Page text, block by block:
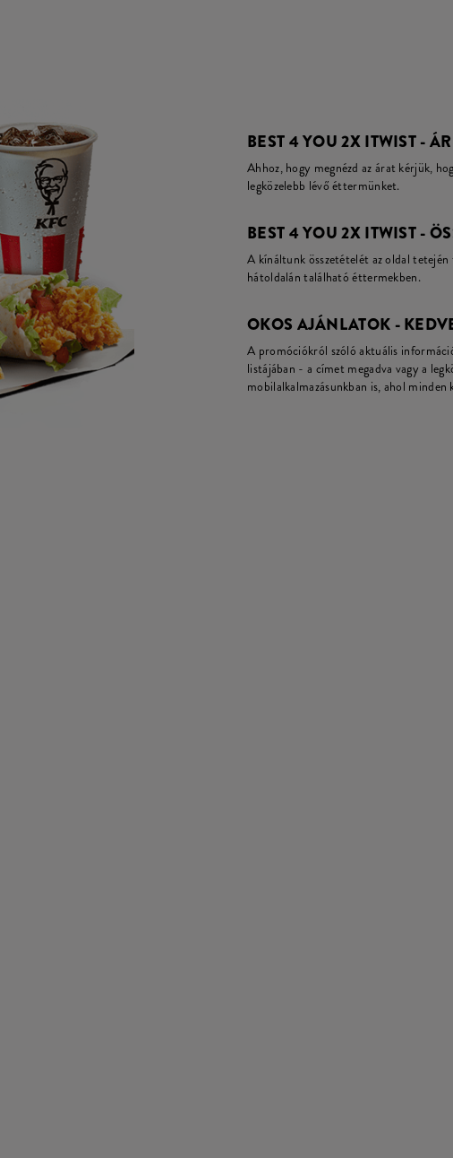
BEST 4 YOU 2X ITWIST - ÁR
Ahhoz, hogy megnézd az árat kérjük,
legközelebb lévő éttermünket.
BEST 4 YOU 2X ITWIST -
A kínáltunk összetételét az oldal
hátoldalán található éttermekben.
OKOS AJÁNLATOK -
A promóciókról szóló aktuális
listájában - a címet megadva vagy a
mobilalkalmazásunkban is, ahol minden